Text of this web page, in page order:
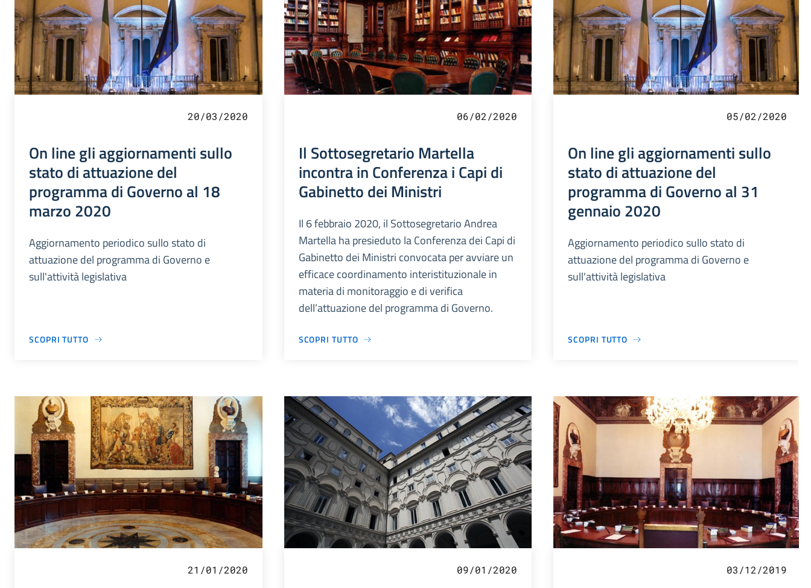
20/03/2020
On line gli aggiornamenti sullo
stato di attuazione del
programma di Governo al 18
marzo 2020
Aggiornamento periodico sullo stato di
attuazione del programma di Governo e
sull'attività legislativa
SCOPRI TUTTO
06/02/2020
Il Sottosegretario Martella
incontra in Conferenza i Capi di
Gabinetto dei Ministri
Il 6 febbraio 2020, il Sottosegretario Andrea
Martella ha presieduto la Conferenza dei Capi di
Gabinetto dei Ministri convocata per avviare un
efficace coordinamento interistituzionale in
materia di monitoraggio e di verifica
dell’attuazione del programma di Governo.
SCOPRI TUTTO
05/02/2020
On line gli aggiornamenti sullo
stato di attuazione del
programma di Governo al 31
gennaio 2020
Aggiornamento periodico sullo stato di
attuazione del programma di Governo e
sull'attività legislativa
SCOPRI TUTTO
21/01/2020 09/01/2020 03/12/2019